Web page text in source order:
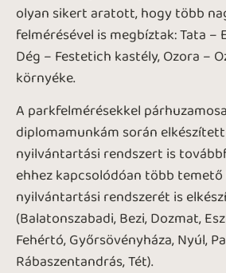
olyan sikert aratott, hogy több
felmérésével is megbíztak: Tata –
Dég – Festetich kastély, Ozora –
környéke.
A parkfelmérésekkel
diplomamunkám során
nyilvántartási rendszert is
ehhez kapcsolódóan több
nyilvántartási rendszerét is
(Balatonszabadi, Bezi, Dozmat,
Fehértó, Győrsövényháza, Nyúl,
Rábaszentandrás, Tét).